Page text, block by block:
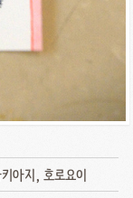
아지, 호로요이